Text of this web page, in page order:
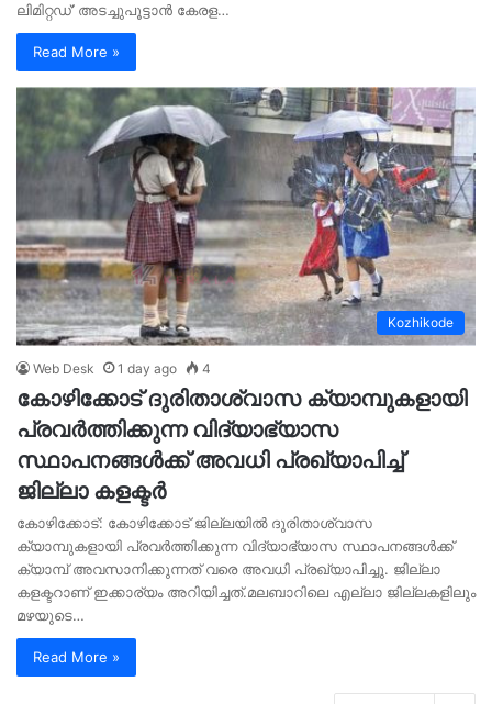
ലിമിറ്റഡ്’ അടച്ചുപൂട്ടാൻ കേരള…
Read More »
Kozhikode
Web Desk 1 day ago 4
കോഴിക്കോട് ദുരിതാശ്വാസ ക്യാമ്പുകളായി
പ്രവര്‍ത്തിക്കുന്ന വിദ്യാഭ്യാസ
സ്ഥാപനങ്ങള്‍ക്ക് അവധി പ്രഖ്യാപിച്ച്
ജില്ലാ കളക്ടർ
കോഴിക്കോട്: കോഴിക്കോട് ജില്ലയിൽ ദുരിതാശ്വാസ
ക്യാമ്പുകളായി പ്രവർത്തിക്കുന്ന വിദ്യാഭ്യാസ സ്ഥാപനങ്ങൾക്ക്
ക്യാമ്പ് അവസാനിക്കുന്നത് വരെ അവധി പ്രഖ്യാപിച്ചു. ജില്ലാ
കളക്ടറാണ് ഇക്കാര്യം അറിയിച്ചത്.മലബാറിലെ എല്ലാ ജില്ലകളിലും
മഴയുടെ…
Read More »